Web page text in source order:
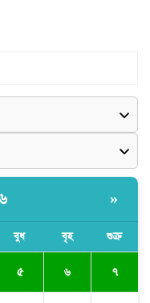
»
বুধ বৃহ শুক্র
৫ ৬ ৭